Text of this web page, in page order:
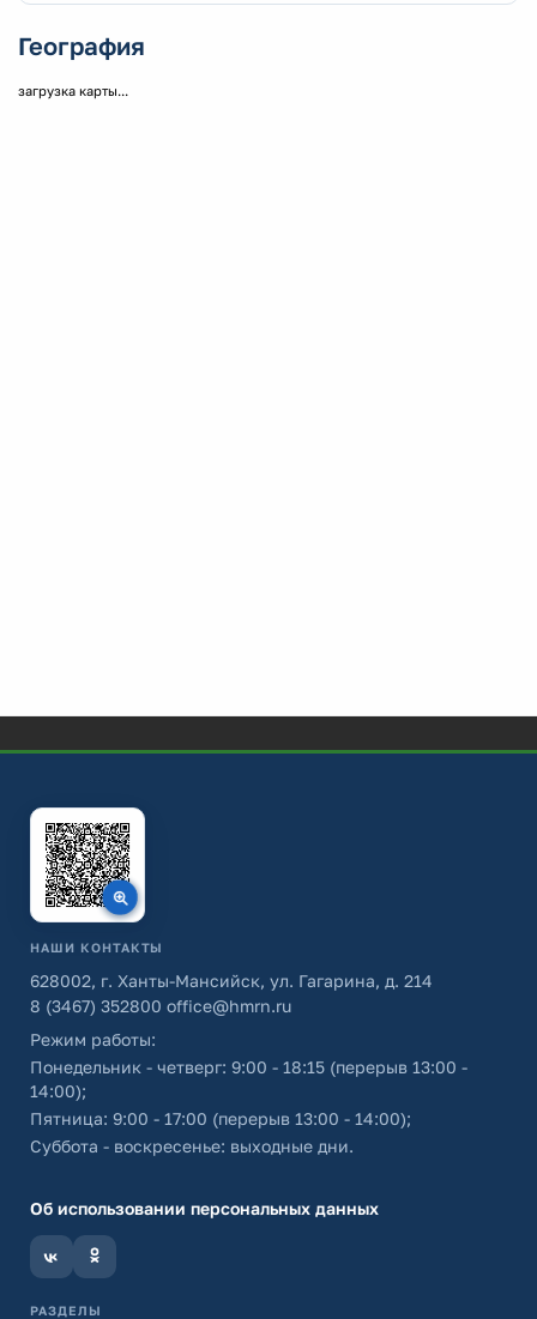
География
загрузка карты...
НАШИ КОНТАКТЫ
628002, г. Ханты-Мансийск, ул. Гагарина, д. 214
8 (3467) 352800 office@hmrn.ru
Режим работы:
Понедельник - четверг: 9:00 - 18:15 (перерыв 13:00 -
14:00);
Пятница: 9:00 - 17:00 (перерыв 13:00 - 14:00);
Суббота - воскресенье: выходные дни.
Об использовании персональных данных
РАЗДЕЛЫ